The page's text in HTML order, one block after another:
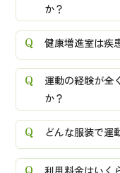
か？
健康増進室は疾
運動の経験が全
か？
どんな服装で運
利用料金はいく